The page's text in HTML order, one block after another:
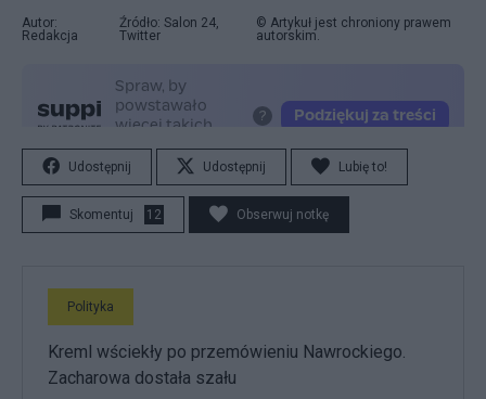
Autor:
Redakcja
Źródło: Salon 24,
Twitter
© Artykuł jest chroniony prawem
autorskim.
Udostępnij Udostępnij Lubię to!
Skomentuj 12 Obserwuj notkę
Polityka
Kreml wściekły po przemówieniu Nawrockiego.
Zacharowa dostała szału